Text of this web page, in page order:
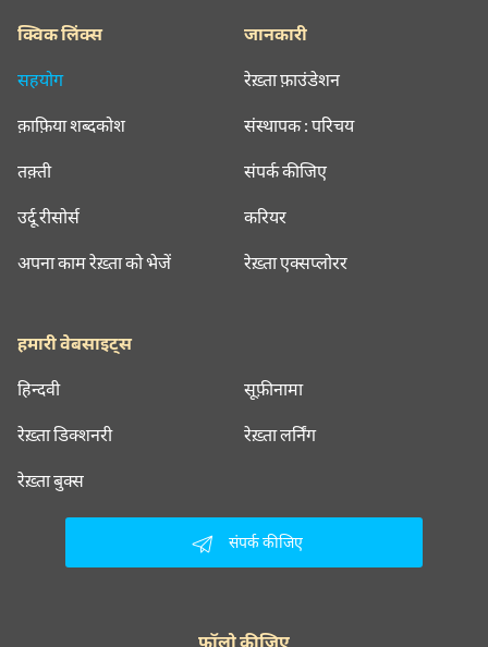
क्विक लिंक्स
सहयोग
क़ाफ़िया शब्दकोश
तक़्ती
उर्दू रीसोर्स
अपना काम रेख़्ता को भेजें
जानकारी
रेख़्ता फ़ाउंडेशन
संस्थापक : परिचय
संपर्क कीजिए
करियर
रेख़्ता एक्सप्लोरर
हमारी वेबसाइट्स
हिन्दवी सूफ़ीनामा
रेख़्ता डिक्शनरी रेख़्ता लर्निंग
रेख़्ता बुक्स
संपर्क कीजिए
फॉलो कीजिए